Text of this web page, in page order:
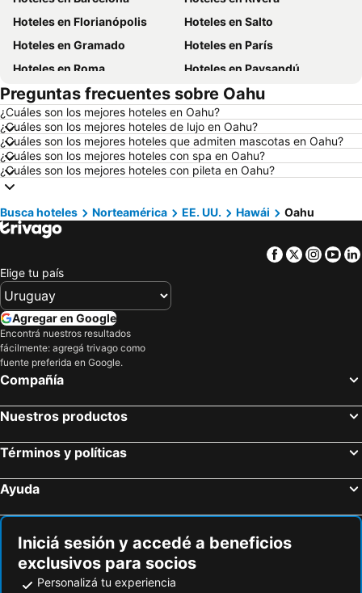
Hoteles en Florianópolis
Hoteles en Salto
Hoteles en Gramado
Hoteles en París
Hoteles en Roma
Hoteles en Paysandú
Hoteles en San Carlos de Bariloche
Hoteles en Chuy
Hoteles en Maceió
Hoteles en Conil de la Frontera
Hoteles en Ámsterdam
Hoteles en Foz de Iguazú
Hoteles en Maragogi
Hoteles en Punta del Diablo
Hoteles en Isla de Miconos
Hoteles en Maldonado
Hoteles en Departamento de Colonia
Hoteles en Argentina
Hoteles en España
Hoteles en Asturias
Hoteles en Salto
Hoteles en Bahamas
Hoteles en Colombia
Hoteles en Lanzarote
Preguntas frecuentes sobre Oahu
¿Cuáles son los mejores hoteles en Oahu?
¿Cuáles son los mejores hoteles de lujo en Oahu?
¿Cuáles son los mejores hoteles que admiten mascotas en Oahu?
¿Cuáles son los mejores hoteles con spa en Oahu?
¿Cuáles son los mejores hoteles con pileta en Oahu?
Busca hoteles Norteamérica EE. UU. Hawái Oahu
Facebook
Twitter
Elige tu país
Agregar en Google
Encontrá nuestros resultados
fácilmente: agregá trivago como
fuente preferida en Google.
Compañía
Nuestros productos
Términos y políticas
Ayuda
Iniciá sesión y accedé a beneficios
exclusivos para socios
Personalizá tu experiencia